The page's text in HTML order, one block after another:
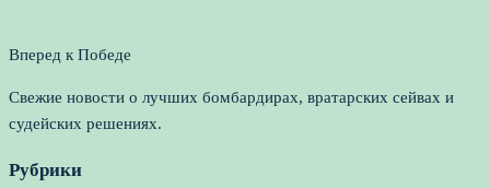
Вперед к Победе
Свежие новости о лучших бомбардирах, вратарских сейвах и
судейских решениях.
Рубрики